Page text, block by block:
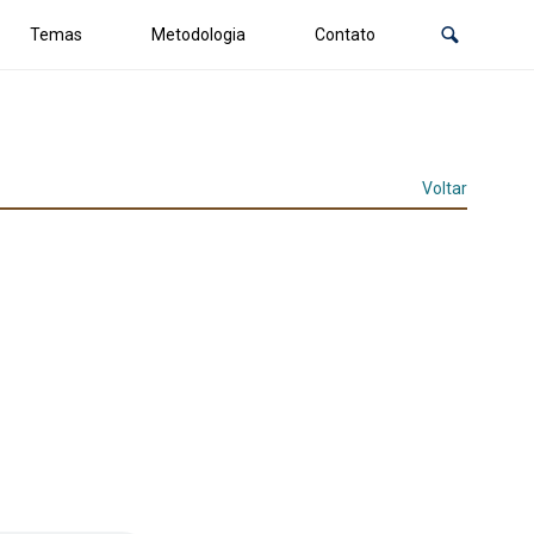
Temas Metodologia Contato
Voltar